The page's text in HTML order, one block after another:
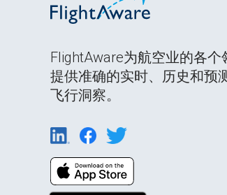
FlightAware为航空业的各个
提供准确的实时、历史和预
飞行洞察。